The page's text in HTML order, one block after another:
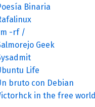
Binaria
-rf /
Geek
Life
bruto con Debian
in the free world